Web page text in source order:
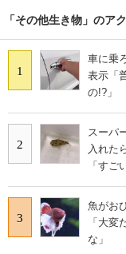
「その他生き物」のア
1
車に乗
表示「
の!?」
2
スーパ
入れた
「すご
3
魚がお
「大変
な」